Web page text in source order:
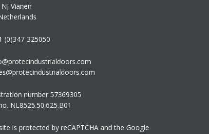
Vianen
(0)347-325050
number 57369305
NL8525.50.625.B01
is protected by reCAPTCHA and the Google